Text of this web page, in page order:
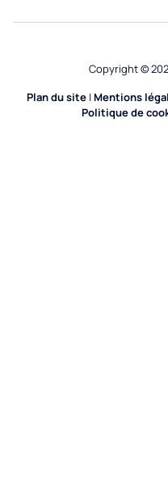
Copyright ©
Plan du site |Mentions
Politique de